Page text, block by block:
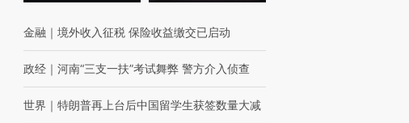
金融 ｜ 境外收入征税 保险收益缴交已启动
政经 ｜ 河南“三支一扶”考试舞弊 警方介入侦查
世界 ｜ 特朗普再上台后中国留学生获签数量大减